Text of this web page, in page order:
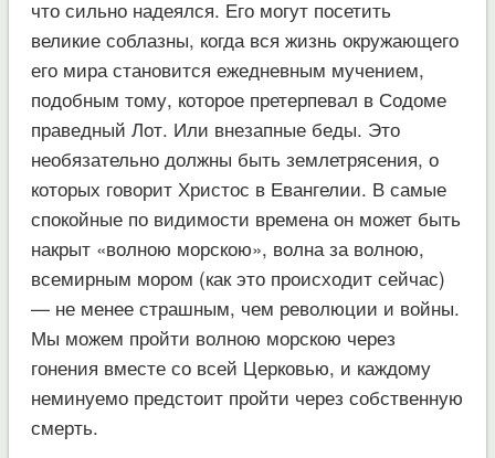
что сильно надеялся. Его могут посетить
великие соблазны, когда вся жизнь окружающего
его мира становится ежедневным мучением,
подобным тому, которое претерпевал в Содоме
праведный Лот. Или внезапные беды. Это
необязательно должны быть землетрясения, о
которых говорит Христос в Евангелии. В самые
спокойные по видимости времена он может быть
накрыт «волною морскою», волна за волною,
всемирным мором (как это происходит сейчас)
— не менее страшным, чем революции и войны.
Мы можем пройти волною морскою через
гонения вместе со всей Церковью, и каждому
неминуемо предстоит пройти через собственную
смерть.